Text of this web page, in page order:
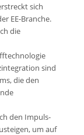
sich
EE-Branche.
die
sind
die den
den Impuls-
um auf